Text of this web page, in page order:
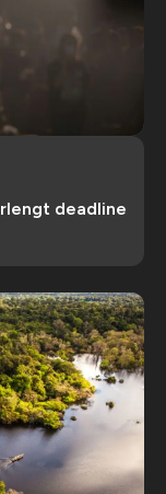
deadline